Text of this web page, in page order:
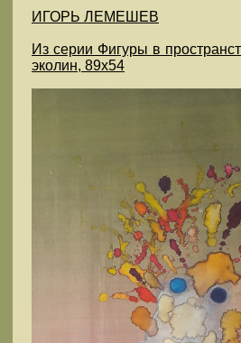
ИГОРЬ ЛЕМЕШЕВ
Из серии Фигуры в
эколин, 89х54